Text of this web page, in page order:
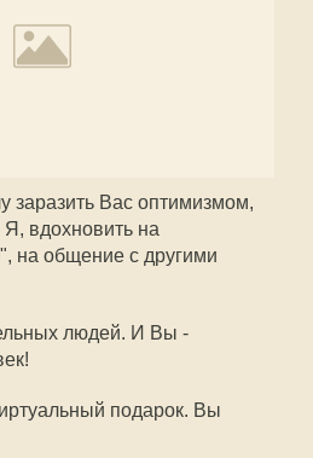
заразить Вас оптимизмом,
вдохновить на
на общение с другими
людей. И Вы -
подарок. Вы